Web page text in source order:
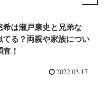
希は瀬戸康史と兄弟な
てる？両親や家族につい
！
2022.03.17